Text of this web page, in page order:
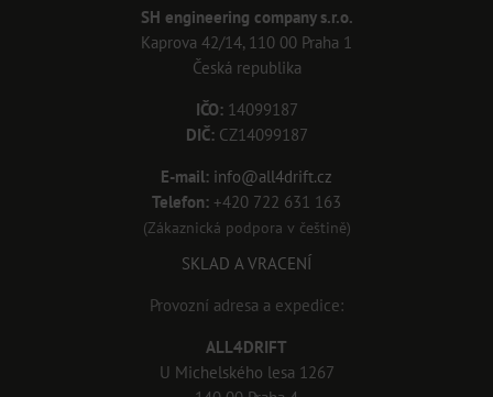
SH engineering company s.r.o.
Kaprova 42/14, 110 00 Praha 1
Česká republika
IČO:14099187
DIČ:CZ14099187
E-mail: info@all4drift.cz
Telefon: +420 722 631 163
(Zákaznická podpora v češtině)
SKLAD A VRACENÍ
Provozní adresa a expedice:
ALL4DRIFT
U Michelského lesa 1267